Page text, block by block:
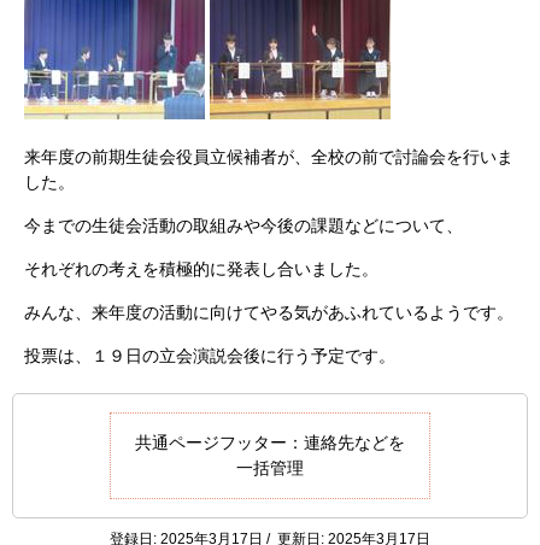
来年度の前期生徒会役員立候補者が、全校の前で討論会を行いま
した。
今までの生徒会活動の取組みや今後の課題などについて、
それぞれの考えを積極的に発表し合いました。
みんな、来年度の活動に向けてやる気があふれているようです。
投票は、１９日の立会演説会後に行う予定です。
共通ページフッター：連絡先などを
一括管理
登録日: 2025年3月17日 / 更新日: 2025年3月17日